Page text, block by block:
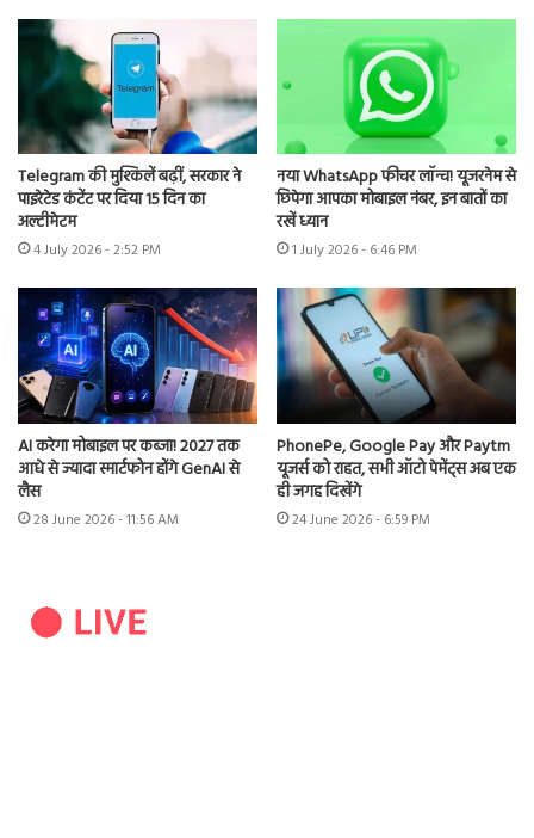
Telegram की मुश्किलें बढ़ीं, सरकार ने
पाइरेटेड कंटेंट पर दिया 15 दिन का
अल्टीमेटम
4 July 2026 - 2:52 PM
नया WhatsApp फीचर लॉन्च! यूजरनेम से
छिपेगा आपका मोबाइल नंबर, इन बातों का
रखें ध्यान
1 July 2026 - 6:46 PM
AI करेगा मोबाइल पर कब्जा! 2027 तक
आधे से ज्यादा स्मार्टफोन होंगे GenAI से
लैस
28 June 2026 - 11:56 AM
PhonePe, Google Pay और Paytm
यूजर्स को राहत, सभी ऑटो पेमेंट्स अब एक
ही जगह दिखेंगे
24 June 2026 - 6:59 PM